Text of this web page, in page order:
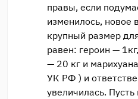
правы, если
изменилось, новое
крупный размер
равен: героин —
— 20 кг и
УК РФ ) и
увеличилась.